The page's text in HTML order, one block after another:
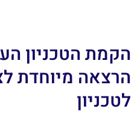
הקמת הטכניון
לטכניון